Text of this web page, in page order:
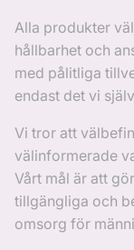
Alla produkter
hållbarhet och
med pålitliga
endast det vi
Vi tror att
välinformerade
Vårt mål är att
tillgängliga och
omsorg för